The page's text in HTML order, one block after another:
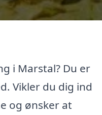
i Marstal? Du er
Vikler du dig ind
og ønsker at